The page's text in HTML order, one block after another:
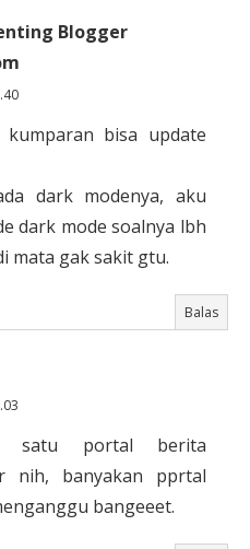
Blogger
bisa update
dark modenya, aku
dark mode soalnya lbh
mata gak sakit gtu.
Balas
satu portal berita
nih, banyakan pprtal
bangeeet.